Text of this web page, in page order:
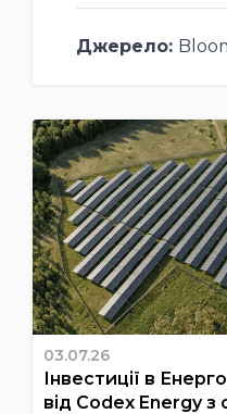
Джерело:
03.07.26
Інвестиції в
від Codex Energy з